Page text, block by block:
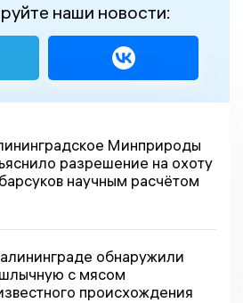
наши новости:
Минприроды
разрешение на охоту
научным расчётом
обнаружили
с мясом
происхождения